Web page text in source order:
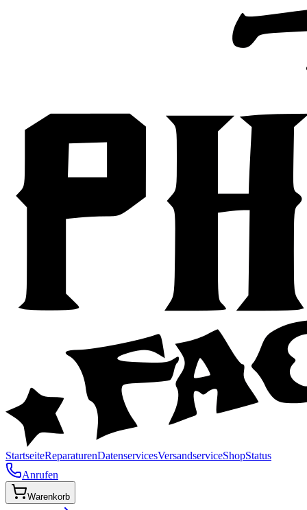
StartseiteReparaturenDatenservicesVersandserviceShopStatus
Anrufen
Warenkorb